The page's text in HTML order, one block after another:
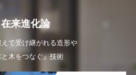
在来進化論
て受け継がれる造形や
と木をつなぐ』技術